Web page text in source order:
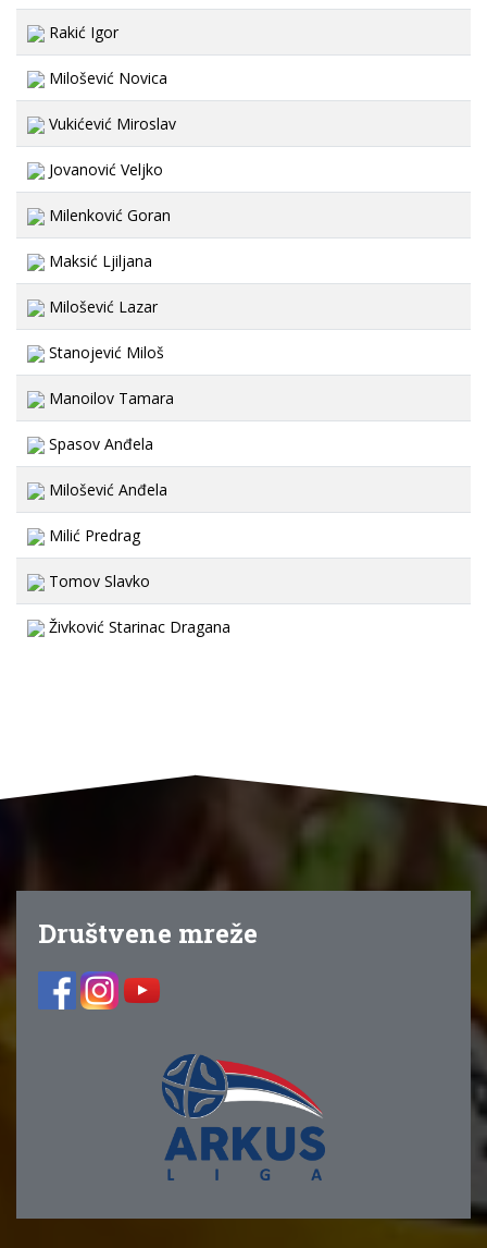
Rakić Igor
Milošević Novica
Vukićević Miroslav
Jovanović Veljko
Milenković Goran
Maksić Ljiljana
Milošević Lazar
Stanojević Miloš
Manoilov Tamara
Spasov Anđela
Milošević Anđela
Milić Predrag
Tomov Slavko
Živković Starinac Dragana
Društvene mreže